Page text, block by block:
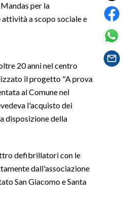
per la
a scopo sociale e
20 anni nel centro
il progetto "A prova
al Comune nel
l'acquisto dei
disposizione della
defibrillatori con le
dall'associazione
San Giacomo e Santa